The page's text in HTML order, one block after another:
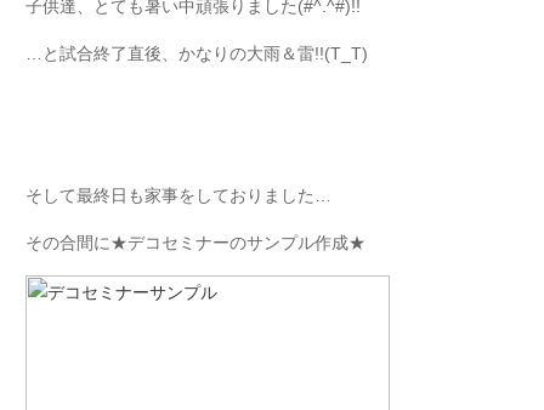
子供達、とても暑い中頑張りました(#^.^#)!!
…と試合終了直後、かなりの大雨＆雷!!(T_T)
そして最終日も家事をしておりました…
その合間に★デコセミナーのサンプル作成★